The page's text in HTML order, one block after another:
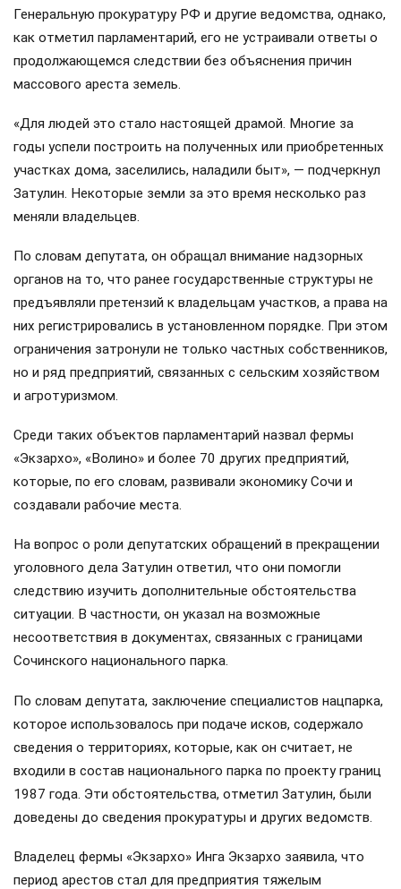
Генеральную прокуратуру РФ и другие ведомства, однако,
как отметил парламентарий, его не устраивали ответы о
продолжающемся следствии без объяснения причин
массового ареста земель.
«Для людей это стало настоящей драмой. Многие за
годы успели построить на полученных или приобретенных
участках дома, заселились, наладили быт», — подчеркнул
Затулин. Некоторые земли за это время несколько раз
меняли владельцев.
По словам депутата, он обращал внимание надзорных
органов на то, что ранее государственные структуры не
предъявляли претензий к владельцам участков, а права на
них регистрировались в установленном порядке. При этом
ограничения затронули не только частных собственников,
но и ряд предприятий, связанных с сельским хозяйством
и агротуризмом.
Среди таких объектов парламентарий назвал фермы
«Экзархо», «Волино» и более 70 других предприятий,
которые, по его словам, развивали экономику Сочи и
создавали рабочие места.
На вопрос о роли депутатских обращений в прекращении
уголовного дела Затулин ответил, что они помогли
следствию изучить дополнительные обстоятельства
ситуации. В частности, он указал на возможные
несоответствия в документах, связанных с границами
Сочинского национального парка.
По словам депутата, заключение специалистов нацпарка,
которое использовалось при подаче исков, содержало
сведения о территориях, которые, как он считает, не
входили в состав национального парка по проекту границ
1987 года. Эти обстоятельства, отметил Затулин, были
доведены до сведения прокуратуры и других ведомств.
Владелец фермы «Экзархо» Инга Экзархо заявила, что
период арестов стал для предприятия тяжелым